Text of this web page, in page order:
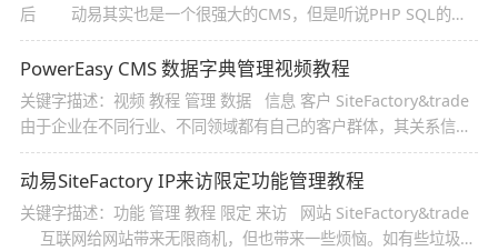
后 动易其实也是一个很强大的CMS，但是听说PHP SQL的速
度比Access的速度要快。关键是,我现在动易的Access数据库已经
过了300M了，一想也很吓人。所以想试试DEDE到底是不是和朋友
介绍的一样。
PowerEasy CMS 数据字典管理视频教程
关键字描述：视频 教程 管理 数据 信息 客户 SiteFactory&trade
由于企业在不同行业、不同领域都有自己的客户群体，其关系信息
有着很大的区别。为此系统提供了灵活便捷的“数字字典”功能，根
据企业的实际客户定位与需要，合理设置如客户区域
动易SiteFactory IP来访限定功能管理教程
关键字描述：功能 管理 教程 限定 来访 网站 SiteFactory&trade
互联网给网站带来无限商机，但也带来一些烦恼。如有些垃圾广